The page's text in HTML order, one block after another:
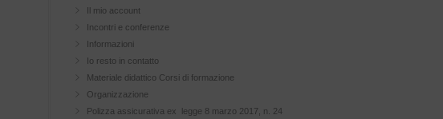
Il mio account
Incontri e conferenze
Informazioni
Io resto in contatto
Materiale didattico Corsi di formazione
Organizzazione
Polizza assicurativa ex legge 8 marzo 2017, n. 24